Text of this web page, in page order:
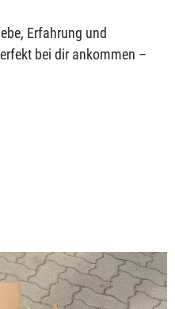
Erfahrung und
bei dir ankommen –